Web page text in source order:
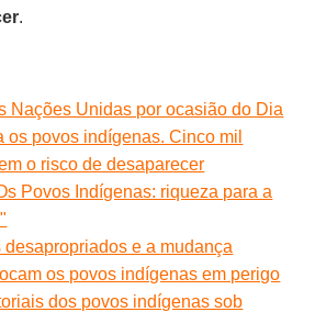
.
Nações Unidas por ocasião do Dia
os povos indígenas. Cinco mil
o risco de desaparecer
Povos Indígenas: riqueza para a
desapropriados e a mudança
os povos indígenas em perigo
dos povos indígenas sob